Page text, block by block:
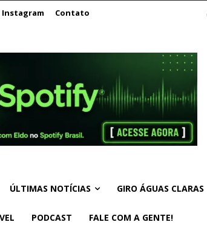
Instagram Contato
ÚLTIMAS NOTÍCIAS GIRO ÁGUAS CLARAS
PODCAST FALE COM A GENTE!